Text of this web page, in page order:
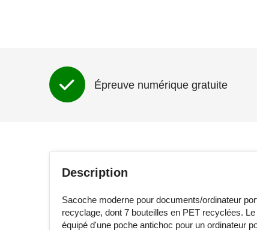
Épreuve numérique gratuite
Description
Sacoche moderne pour documents/ordinateur
recyclage, dont 7 bouteilles en PET recyclées.
équipé d'une poche antichoc pour un ordinateur